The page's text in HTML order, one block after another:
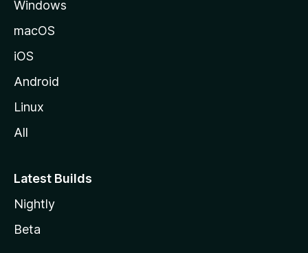
Windows
macOS
iOS
Android
Linux
All
Latest Builds
Nightly
Beta